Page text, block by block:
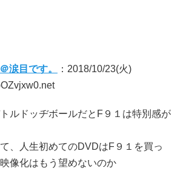
涙目です。
：2018/10/23(火)
ルドッヂボールだとF９１は特別感が
、人生初めてのDVDはF９１を買っ
像化はもう望めないのか